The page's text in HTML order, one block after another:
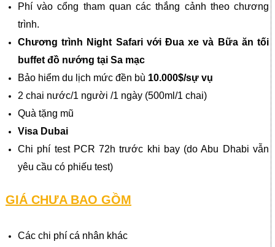
Phí vào cổng tham quan các thắng cảnh theo chương
trình.
Chương trình Night Safari với Đua xe và Bữa ăn tối
buffet đồ nướng tại Sa mạc
Bảo hiểm du lịch mức đền bù 10.000$/sự vụ
2 chai nước/1 người /1 ngày (500ml/1 chai)
Quà tặng mũ
Visa Dubai
Chi phí test PCR 72h trước khi bay (do Abu Dhabi vẫn
yêu cầu có phiếu test)
GIÁ CHƯA BAO GỒM
Các chi phí cá nhân khác